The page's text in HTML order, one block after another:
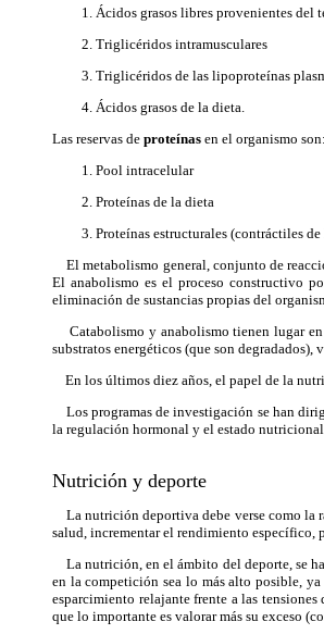
Ácidos grasos libres provenientes del
Triglicéridos intramusculares
Triglicéridos de las lipoproteínas
Ácidos grasos de la dieta.
Las reservas de proteínas en el organismo son:
Pool intracelular
Proteínas de la dieta
Proteínas estructurales (contráctiles
El metabolismo general, conjunto de
El anabolismo es el proceso constructivo
eliminación de sustancias propias del
Catabolismo y anabolismo tienen lugar en
substratos energéticos (que son
En los últimos diez años, el papel de la
Los programas de investigación se han
la regulación hormonal y el estado
Nutrición y deporte
La nutrición deportiva debe verse como la
salud, incrementar el rendimiento específico,
La nutrición, en el ámbito del deporte, se
en la competición sea lo más alto posible,
esparcimiento relajante frente a las
que lo importante es valorar más su exceso